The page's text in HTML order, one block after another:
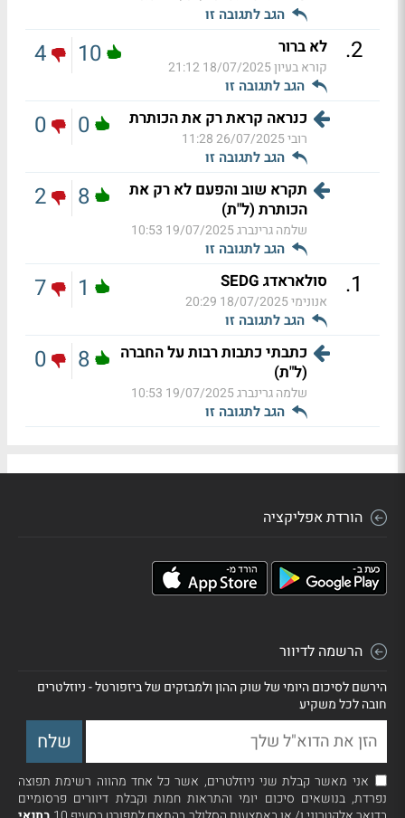
הגב לתגובה זו
2
. לא ברור
קורא בעיון18/07/2025 21:12
הגב לתגובה זו
10
4
כנראה קראת רק את הכותרת
רובי26/07/2025 11:28
הגב לתגובה זו
0
0
תקרא שוב והפעם לא רק את
הכותרת (ל"ת)
שלמה גרינברג19/07/2025 10:53
הגב לתגובה זו
8
2
1
. סולאראדג SEDG
אנונימי18/07/2025 20:29
הגב לתגובה זו
1
7
כתבתי כתבות רבות על החברה
(ל"ת)
שלמה גרינברג19/07/2025 10:53
הגב לתגובה זו
8
0
הורדת אפליקציה
הרשמה לדיוור
הירשם לסיכום היומי של שוק ההון ולמבזקים של ביזפורטל - ניוזלטרים
חובה לכל משקיע
אני מאשר קבלת שני ניוזלטרים, אשר כל אחד מהווה רשימת תפוצה
נפרדת, בנושאים סיכום יומי והתראות חמות וקבלת דיוורים פרסומיים